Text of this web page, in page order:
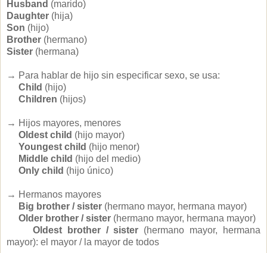
Husband (marido)
Daughter (hija)
Son (hijo)
Brother (hermano)
Sister (hermana)
→ Para hablar de hijo sin especificar sexo, se usa:
Child (hijo)
Children (hijos)
→ Hijos mayores, menores
Oldest child (hijo mayor)
Youngest child (hijo menor)
Middle child (hijo del medio)
Only child (hijo único)
→ Hermanos mayores
Big brother / sister (hermano mayor, hermana mayor)
Older brother / sister (hermano mayor, hermana mayor)
Oldest brother / sister (hermano mayor, hermana
mayor): el mayor / la mayor de todos